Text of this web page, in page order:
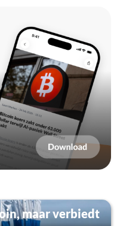
maar verbiedt